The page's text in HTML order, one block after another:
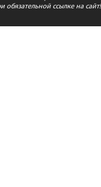
ссылке на сайт!